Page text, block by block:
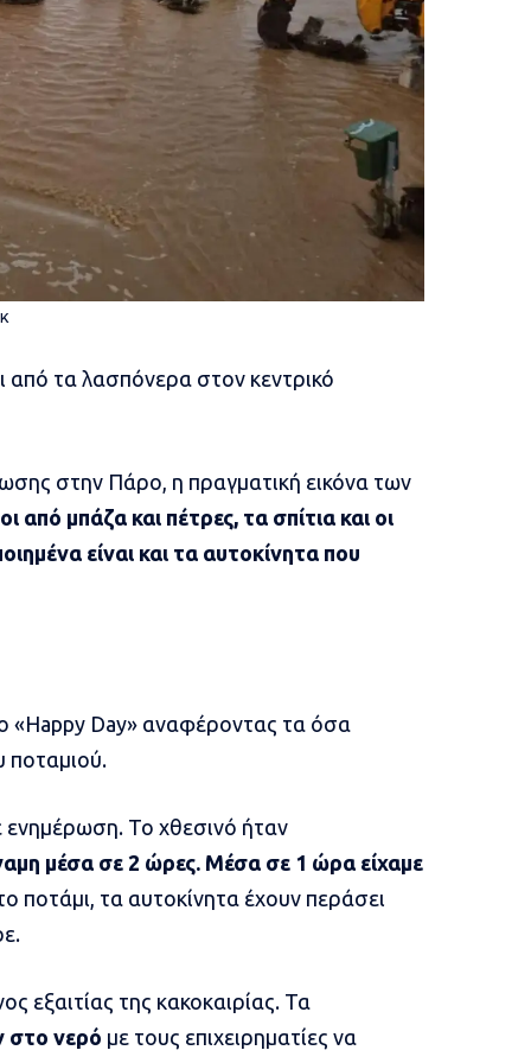
από τα λασπόνερα στον κεντρικό
στην Πάρο, η πραγματική εικόνα των
από μπάζα και πέτρες, τα σπίτια και οι
είναι και τα αυτοκίνητα που
«Happy Day» αναφέροντας τα όσα
ποταμιού.
ενημέρωση. Το χθεσινό ήταν
μέσα σε 2 ώρες. Μέσα σε 1 ώρα είχαμε
ποτάμι, τα αυτοκίνητα έχουν περάσει
εξαιτίας της κακοκαιρίας. Τα
στο νερό με τους επιχειρηματίες να